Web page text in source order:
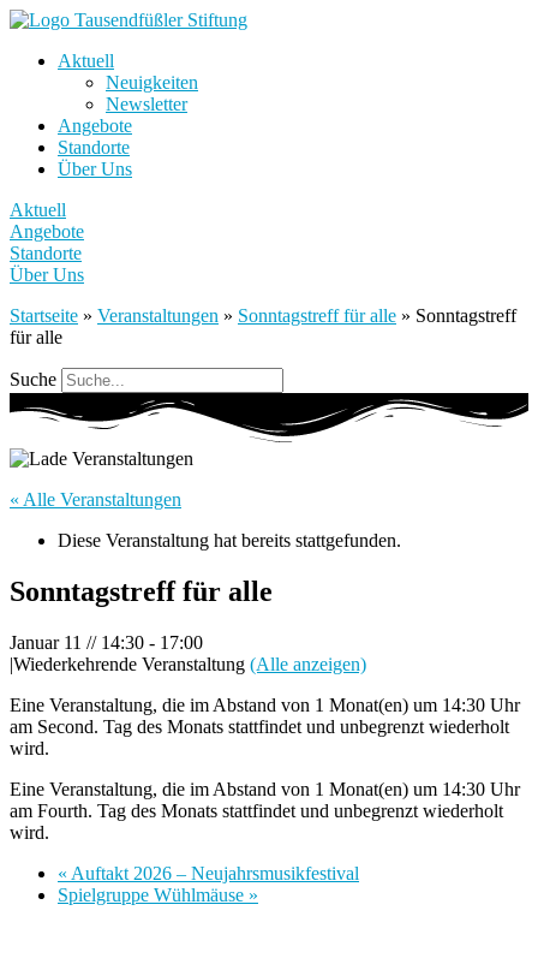
Aktuell
Neuigkeiten
Newsletter
Angebote
Standorte
Über Uns
Aktuell
Angebote
Standorte
Über Uns
Startseite » Veranstaltungen » Sonntagstreff für alle » Sonntagstreff
für alle
Suche
« Alle Veranstaltungen
Diese Veranstaltung hat bereits stattgefunden.
Sonntagstreff für alle
Januar 11 // 14:30 - 17:00
|Wiederkehrende Veranstaltung (Alle anzeigen)
Eine Veranstaltung, die im Abstand von 1 Monat(en) um 14:30 Uhr
am Second. Tag des Monats stattfindet und unbegrenzt wiederholt
wird.
Eine Veranstaltung, die im Abstand von 1 Monat(en) um 14:30 Uhr
am Fourth. Tag des Monats stattfindet und unbegrenzt wiederholt
wird.
« Auftakt 2026 – Neujahrsmusikfestival
Spielgruppe Wühlmäuse »